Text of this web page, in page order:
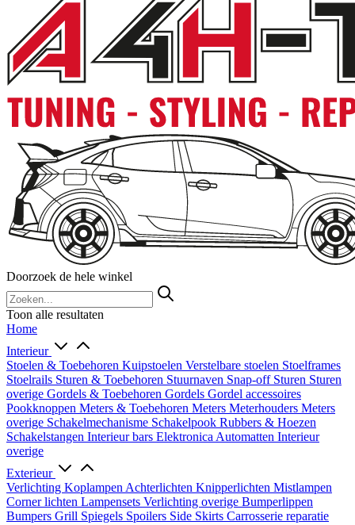
Doorzoek de hele winkel
Toon alle resultaten
Home
Interieur
Stoelen & Toebehoren Kuipstoelen Verstelbare stoelen Stoelframes
Stoelrails Sturen & Toebehoren Stuurnaven Snap-off Sturen Sturen
overige Gordels & Toebehoren Gordels Gordel accessoires
Pookknoppen Meters & Toebehoren Meters Meterhouders Meters
overige Schakelmechanisme Schakelpook Rubbers & Hoezen
Schakelstangen Interieur bars Elektronica Automatten Interieur
overige
Exterieur
Verlichting Koplampen Achterlichten Knipperlichten Mistlampen
Corner lichten Lampensets Verlichting overige Bumperlippen
Bumpers Grill Spiegels Spoilers Side Skirts Carrosserie reparatie